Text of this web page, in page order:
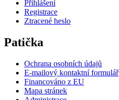
Přihlášení
Registrace
Ztracené heslo
Patička
Ochrana osobních údajů
E-mailový kontaktní formulář
Financováno z EU
Mapa stránek